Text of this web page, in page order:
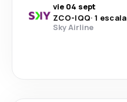
vie 04 sept
ZCO-IQQ· 1 escala
Sky Airline